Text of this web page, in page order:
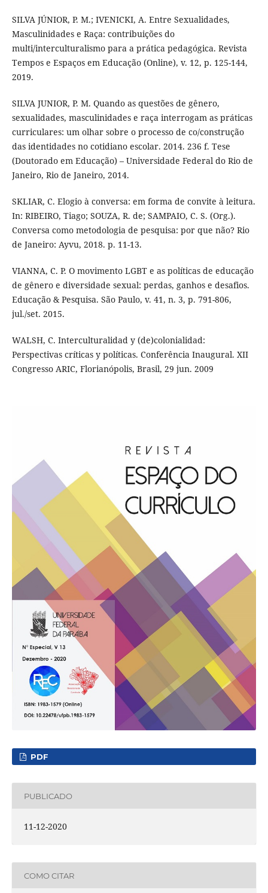
SILVA JÚNIOR, P. M.; IVENICKI, A. Entre Sexualidades,
Masculinidades e Raça: contribuições do
multi/interculturalismo para a prática pedagógica. Revista
Tempos e Espaços em Educação (Online), v. 12, p. 125-144,
2019.
SILVA JUNIOR, P. M. Quando as questões de gênero,
sexualidades, masculinidades e raça interrogam as práticas
curriculares: um olhar sobre o processo de co/construção
das identidades no cotidiano escolar. 2014. 236 f. Tese
(Doutorado em Educação) – Universidade Federal do Rio de
Janeiro, Rio de Janeiro, 2014.
SKLIAR, C. Elogio à conversa: em forma de convite à leitura.
In: RIBEIRO, Tiago; SOUZA, R. de; SAMPAIO, C. S. (Org.).
Conversa como metodologia de pesquisa: por que não? Rio
de Janeiro: Ayvu, 2018. p. 11-13.
VIANNA, C. P. O movimento LGBT e as políticas de educação
de gênero e diversidade sexual: perdas, ganhos e desafios.
Educação & Pesquisa. São Paulo, v. 41, n. 3, p. 791-806,
jul./set. 2015.
WALSH, C. Interculturalidad y (de)colonialidad:
Perspectivas críticas y políticas. Conferência Inaugural. XII
Congresso ARIC, Florianópolis, Brasil, 29 jun. 2009
PDF
PUBLICADO
11-12-2020
COMO CITAR